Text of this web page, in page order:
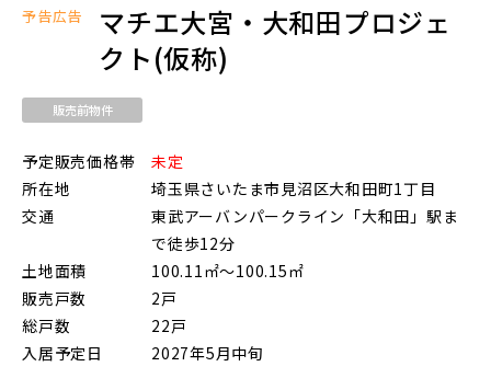
JR京浜東北線
JR川越線
地図から探す
埼玉県
予告広告
マチエ大宮・大和田プロジェ
クト(仮称)
販売前物件
予定販売価格帯
未定
所在地
埼玉県さいたま市見沼区大和田町1丁目
交通
東武アーバンパークライン「大和田」駅ま
で徒歩12分
土地面積
100.11㎡～100.15㎡
販売戸数
2戸
総戸数
22戸
入居予定日
2027年5月中旬